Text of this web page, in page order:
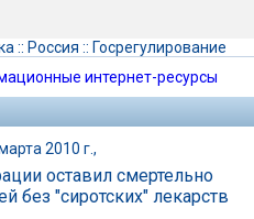
:: Россия :: Госрегулирование
интернет-ресурсы
2010 г.,
оставил смертельно
без "сиротских" лекарств